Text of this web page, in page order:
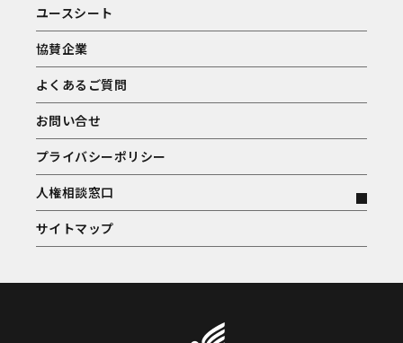
ユースシート
協賛企業
よくあるご質問
お問い合せ
プライバシーポリシー
人権相談窓口
サイトマップ